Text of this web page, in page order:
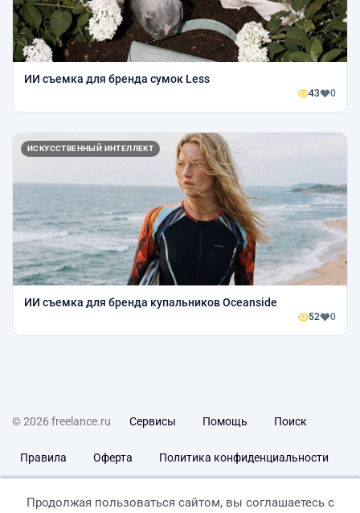
ИИ съемка для бренда сумок Less
43 0
ИСКУССТВЕННЫЙ ИНТЕЛЛЕКТ
ИИ съемка для бренда купальников Oceanside
52 0
© 2026 freelance.ru Сервисы Помощь Поиск
Правила Оферта Политика конфиденциальности
Продолжая пользоваться сайтом, вы соглашаетесь с